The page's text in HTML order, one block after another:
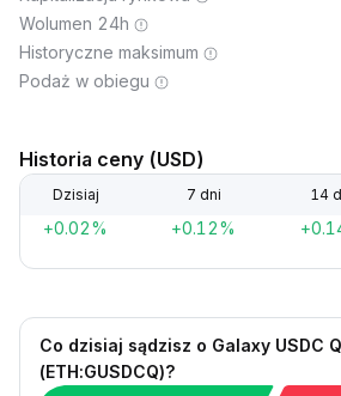
Wolumen 24h
Historyczne maksimum
Podaż w obiegu
Historia ceny (USD)
Dzisiaj 7 dni 14
+0.02% +0.12%
Co dzisiaj sądzisz o Galaxy USDC
(ETH:GUSDCQ)?